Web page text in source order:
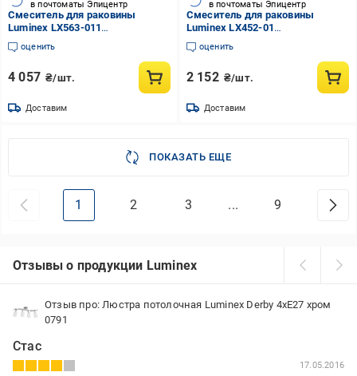
в почтоматы Эпицентр
Смеситель для раковины
Luminex LX563-011
однорычажный Хром
глянцевый (EA-LX563-011)
оценить
4 057 ₴/шт.
Доставим
в почтоматы Эпицентр
Смеситель для раковины
Luminex LX452-01
однорычажный Хром
глянцевый (EA-LX452-01)
оценить
2 152 ₴/шт.
Доставим
ПОКАЗАТЬ ЕЩЕ
1 2 3 ... 9
Отзывы о продукции Luminex
Отзыв про: Люстра потолочная Luminex Derby 4xE27 хром
0791
Стас
17.05.2016